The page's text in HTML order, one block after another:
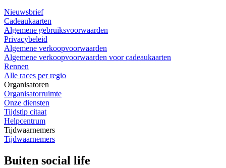
Nieuwsbrief
Cadeaukaarten
Algemene gebruiksvoorwaarden
Privacybeleid
Algemene verkoopvoorwaarden
Algemene verkoopvoorwaarden voor cadeaukaarten
Rennen
Alle races per regio
Organisatoren
Organisatorruimte
Onze diensten
Tijdstip citaat
Helpcentrum
Tijdwaarnemers
Tijdwaarnemers
Buiten social life